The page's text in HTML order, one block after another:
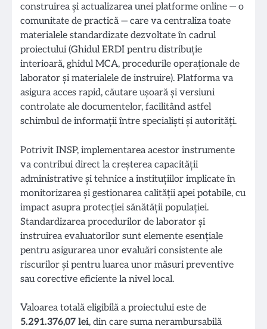
construirea şi actualizarea unei platforme online — o
comunitate de practică — care va centraliza toate
materialele standardizate dezvoltate în cadrul
proiectului (Ghidul ERDI pentru distribuţie
interioară, ghidul MCA, procedurile operaţionale de
laborator şi materialele de instruire). Platforma va
asigura acces rapid, căutare ușoară și versiuni
controlate ale documentelor, facilitând astfel
schimbul de informații între specialiști și autorități.
Potrivit INSP, implementarea acestor instrumente
va contribui direct la creşterea capacităţii
administrative şi tehnice a instituţiilor implicate în
monitorizarea şi gestionarea calităţii apei potabile, cu
impact asupra protecţiei sănătăţii populaţiei.
Standardizarea procedurilor de laborator şi
instruirea evaluatorilor sunt elemente esenţiale
pentru asigurarea unor evaluări consistente ale
riscurilor şi pentru luarea unor măsuri preventive
sau corective eficiente la nivel local.
Valoarea totală eligibilă a proiectului este de
5.291.376,07 lei, din care suma nerambursabilă